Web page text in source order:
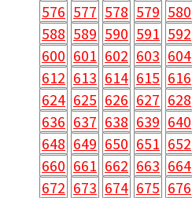
576 577 578 579 580
588 589 590 591 592
600 601 602 603 604
612 613 614 615 616
624 625 626 627 628
636 637 638 639 640
648 649 650 651 652
660 661 662 663 664
672 673 674 675 676